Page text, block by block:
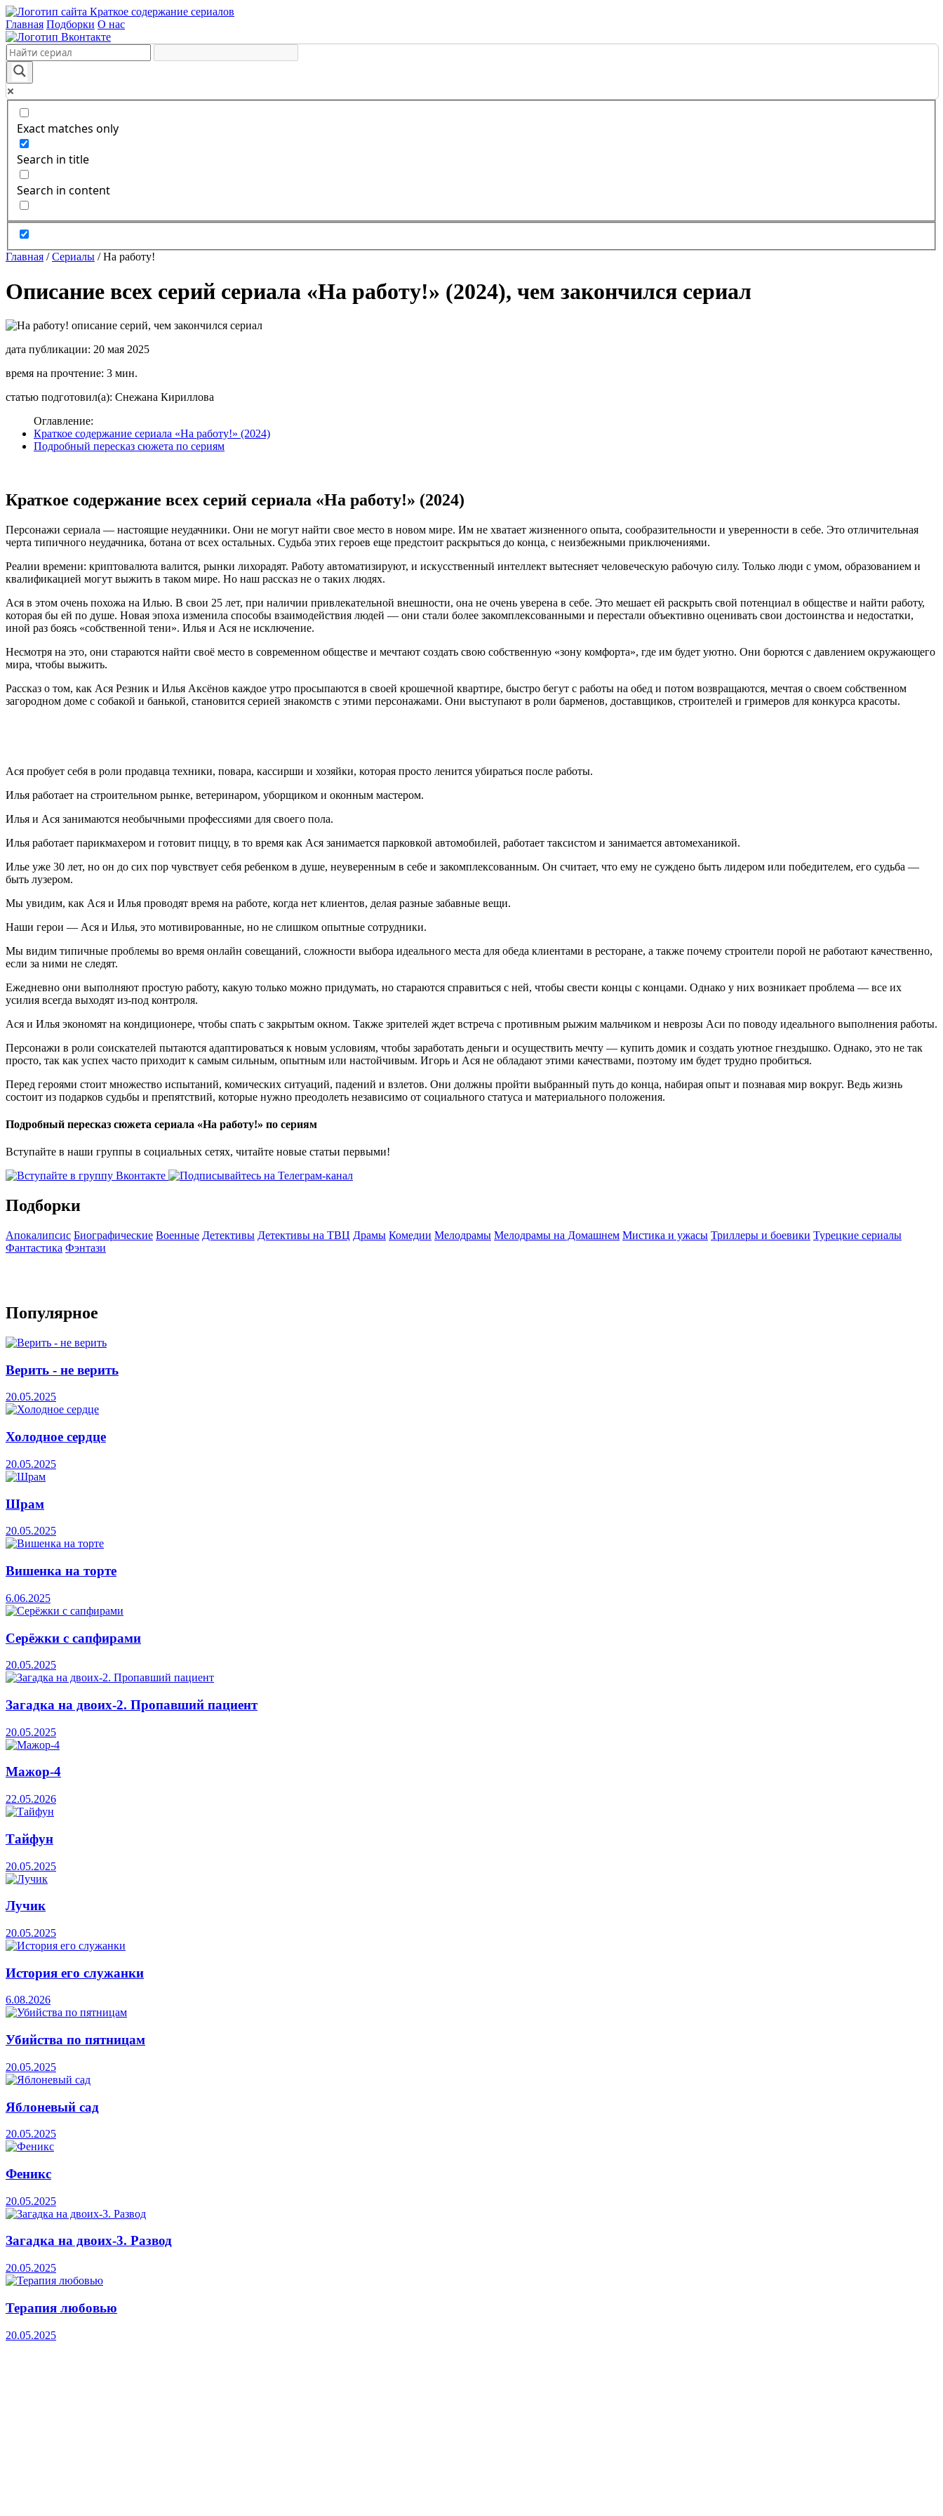
Краткое содержание сериалов
Главная Подборки О нас
Exact matches only
Search in title
Search in content
Главная /Сериалы /На работу!
Описание всех серий сериала «На работу!» (2024), чем закончился сериал
дата публикации: 20 мая 2025
время на прочтение: 3 мин.
статью подготовил(а): Снежана Кириллова
Оглавление:
Краткое содержание сериала «На работу!» (2024)
Подробный пересказ сюжета по сериям
Краткое содержание всех серий сериала «На работу!» (2024)
Персонажи сериала — настоящие неудачники. Они не могут найти свое место в новом мире. Им не хватает жизненного опыта, сообразительности и уверенности в себе. Это отличительная
черта типичного неудачника, ботана от всех остальных. Судьба этих героев еще предстоит раскрыться до конца, с неизбежными приключениями.
Реалии времени: криптовалюта валится, рынки лихорадят. Работу автоматизируют, и искусственный интеллект вытесняет человеческую рабочую силу. Только люди с умом, образованием и
квалификацией могут выжить в таком мире. Но наш рассказ не о таких людях.
Ася в этом очень похожа на Илью. В свои 25 лет, при наличии привлекательной внешности, она не очень уверена в себе. Это мешает ей раскрыть свой потенциал в обществе и найти работу,
которая бы ей по душе. Новая эпоха изменила способы взаимодействия людей — они стали более закомплексованными и перестали объективно оценивать свои достоинства и недостатки,
иной раз боясь «собственной тени». Илья и Ася не исключение.
Несмотря на это, они стараются найти своё место в современном обществе и мечтают создать свою собственную «зону комфорта», где им будет уютно. Они борются с давлением окружающего
мира, чтобы выжить.
Рассказ о том, как Ася Резник и Илья Аксёнов каждое утро просыпаются в своей крошечной квартире, быстро бегут с работы на обед и потом возвращаются, мечтая о своем собственном
загородном доме с собакой и банькой, становится серией знакомств с этими персонажами. Они выступают в роли барменов, доставщиков, строителей и гримеров для конкурса красоты.
Ася пробует себя в роли продавца техники, повара, кассирши и хозяйки, которая просто ленится убираться после работы.
Илья работает на строительном рынке, ветеринаром, уборщиком и оконным мастером.
Илья и Ася занимаются необычными профессиями для своего пола.
Илья работает парикмахером и готовит пиццу, в то время как Ася занимается парковкой автомобилей, работает таксистом и занимается автомеханикой.
Илье уже 30 лет, но он до сих пор чувствует себя ребенком в душе, неуверенным в себе и закомплексованным. Он считает, что ему не суждено быть лидером или победителем, его судьба —
быть лузером.
Мы увидим, как Ася и Илья проводят время на работе, когда нет клиентов, делая разные забавные вещи.
Наши герои — Ася и Илья, это мотивированные, но не слишком опытные сотрудники.
Мы видим типичные проблемы во время онлайн совещаний, сложности выбора идеального места для обеда клиентами в ресторане, а также почему строители порой не работают качественно,
если за ними не следят.
Ежедневно они выполняют простую работу, какую только можно придумать, но стараются справиться с ней, чтобы свести концы с концами. Однако у них возникает проблема — все их
усилия всегда выходят из-под контроля.
Ася и Илья экономят на кондиционере, чтобы спать с закрытым окном. Также зрителей ждет встреча с противным рыжим мальчиком и неврозы Аси по поводу идеального выполнения работы.
Персонажи в роли соискателей пытаются адаптироваться к новым условиям, чтобы заработать деньги и осуществить мечту — купить домик и создать уютное гнездышко. Однако, это не так
просто, так как успех часто приходит к самым сильным, опытным или настойчивым. Игорь и Ася не обладают этими качествами, поэтому им будет трудно пробиться.
Перед героями стоит множество испытаний, комических ситуаций, падений и взлетов. Они должны пройти выбранный путь до конца, набирая опыт и познавая мир вокруг. Ведь жизнь
состоит из подарков судьбы и препятствий, которые нужно преодолеть независимо от социального статуса и материального положения.
Подробный пересказ сюжета сериала «На работу!» по сериям
Вступайте в наши группы в социальных сетях, читайте новые статьи первыми!
Подборки
Апокалипсис Биографические Военные Детективы Детективы на ТВЦ Драмы Комедии Мелодрамы Мелодрамы на Домашнем Мистика и ужасы Триллеры и боевики Турецкие сериалы
Фантастика Фэнтази
Популярное
Верить - не верить
20.05.2025
Холодное сердце
20.05.2025
Шрам
20.05.2025
Вишенка на торте
6.06.2025
Серёжки с сапфирами
20.05.2025
Загадка на двоих-2. Пропавший пациент
20.05.2025
Мажор-4
22.05.2026
Тайфун
20.05.2025
Лучик
20.05.2025
История его служанки
6.08.2026
Убийства по пятницам
20.05.2025
Яблоневый сад
20.05.2025
Феникс
20.05.2025
Загадка на двоих-3. Развод
20.05.2025
Терапия любовью
20.05.2025